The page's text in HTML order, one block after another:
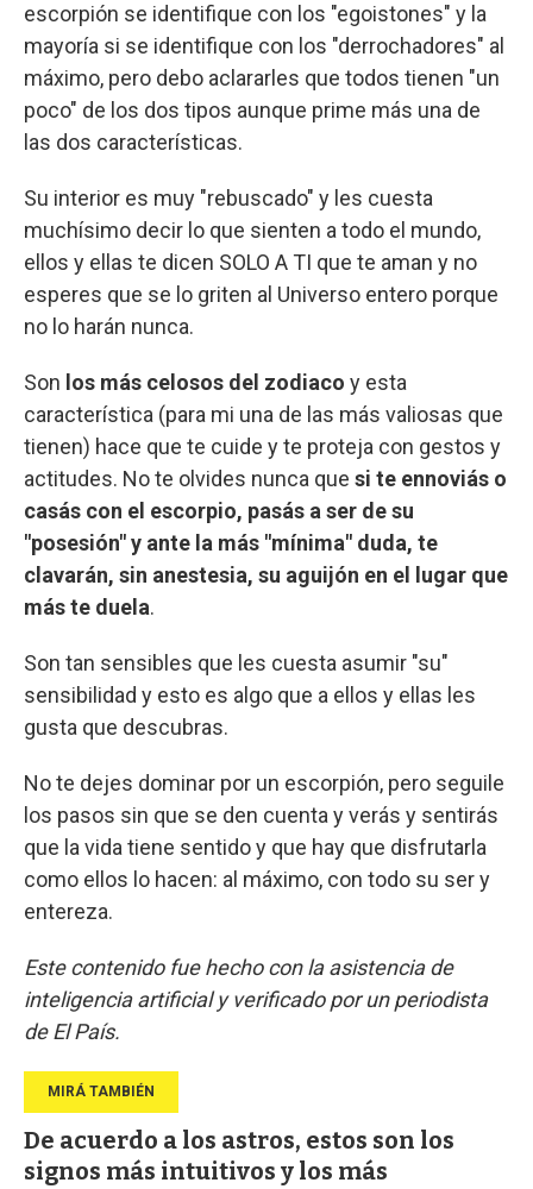
escorpión se identifique con los "egoistones" y la
mayoría si se identifique con los "derrochadores" al
máximo, pero debo aclararles que todos tienen "un
poco" de los dos tipos aunque prime más una de
las dos características.
Su interior es muy "rebuscado" y les cuesta
muchísimo decir lo que sienten a todo el mundo,
ellos y ellas te dicen SOLO A TI que te aman y no
esperes que se lo griten al Universo entero porque
no lo harán nunca.
Son los más celosos del zodiaco y esta
característica (para mi una de las más valiosas que
tienen) hace que te cuide y te proteja con gestos y
actitudes. No te olvides nunca que si te ennoviás o
casás con el escorpio, pasás a ser de su
"posesión" y ante la más "mínima" duda, te
clavarán, sin anestesia, su aguijón en el lugar que
más te duela.
Son tan sensibles que les cuesta asumir "su"
sensibilidad y esto es algo que a ellos y ellas les
gusta que descubras.
No te dejes dominar por un escorpión, pero seguile
los pasos sin que se den cuenta y verás y sentirás
que la vida tiene sentido y que hay que disfrutarla
como ellos lo hacen: al máximo, con todo su ser y
entereza.
Este contenido fue hecho con la asistencia de
inteligencia artificial y verificado por un periodista
de El País.
De acuerdo a los astros, estos son los
signos más intuitivos y los más